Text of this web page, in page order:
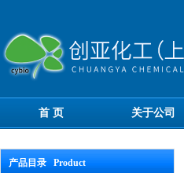
首 页 关于公司
产品目录 Product